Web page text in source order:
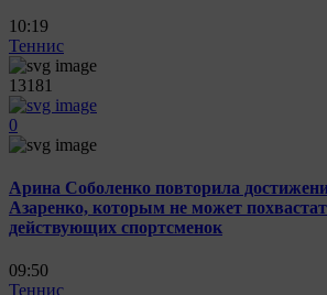
10:19
Теннис
13181
0
Арина Соболенко повторила
Азаренко, которым не может
действующих спортсменок
09:50
Теннис